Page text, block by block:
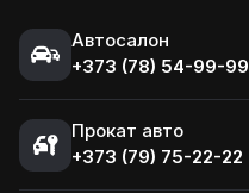
Автосалон
+373 (78) 54-99-99
Прокат авто
+373 (79) 75-22-22